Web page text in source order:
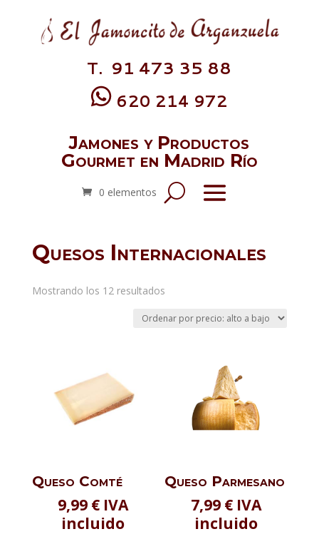
T. 91 473 35 88
620 214 972
Jamones y Productos
Gourmet en Madrid Río
0 elementos
Quesos Internacionales
Mostrando los 12 resultadosOrdenado
precio:
Queso Comté
9,99 € IVA
incluido
Queso Parmesano
7,99 € IVA
incluido